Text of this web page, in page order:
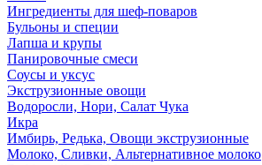
Ингредиенты для шеф-поваров
Бульоны и специи
Лапша и крупы
Панировочные смеси
Соусы и уксус
Экструзионные овощи
Водоросли, Нори, Салат Чука
Икра
Имбирь, Редька, Овощи экструзионные
Молоко, Сливки, Альтернативное молоко